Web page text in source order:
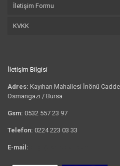
İletişim Formu
KVKK
İletişim Bilgisi
Adres: Kayıhan Mahallesi İnönü
Osmangazi / Bursa
Gsm: 0532 557 23 97
Telefon: 0224 223 03 33
E-mail: